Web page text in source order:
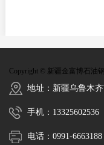
Copyright © 新疆金富博石油
地址：新疆乌鲁木
手机：13325602536
电话：0991-6663188